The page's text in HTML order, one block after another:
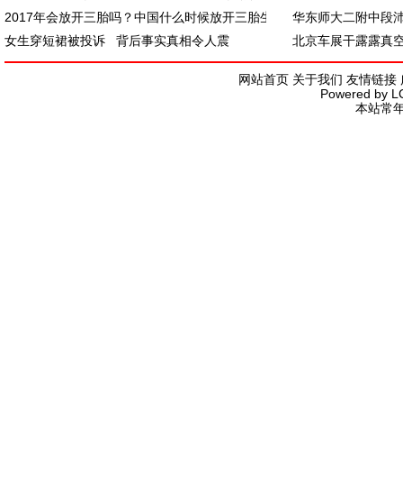
2017年会放开三胎吗？中国什么时候放开三胎生
华东师大二附中段
女生穿短裙被投诉 背后事实真相令人震
北京车展干露露真
网站首页 关于我们 友情链接
Powered by
本站常